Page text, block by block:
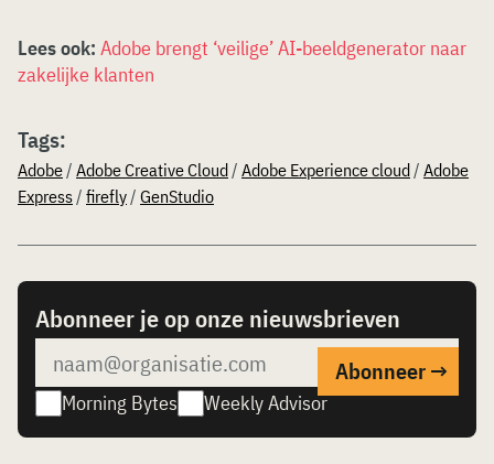
Lees ook: Adobe brengt ‘veilige’ AI-beeldgenerator naar
zakelijke klanten
Tags:
Adobe/ Adobe Creative Cloud/ Adobe Experience cloud/ Adobe
Express/ firefly/ GenStudio
Abonneer je op onze nieuwsbrieven
Morning Bytes Weekly Advisor